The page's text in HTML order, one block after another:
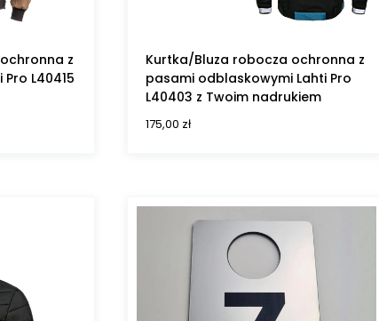
z
L40415
Kurtka/Bluza robocza ochronna z
pasami odblaskowymi Lahti Pro
L40403 z Twoim nadrukiem
175,00 zł